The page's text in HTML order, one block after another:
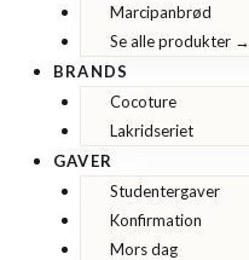
Marcipanbrød
Se alle produkter →
BRANDS
Cocoture
Lakridseriet
GAVER
Studentergaver
Konfirmation
Mors dag